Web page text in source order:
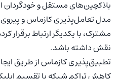
بلاکچین‌های مستقل و خودگردان
مدل تعامل‌پذیری کازماس و پیروی
مشترک، با یکدیگر ارتباط برقرار
نقش داشته باشد.
تطبیق‌پذیری کازماس از طریق
کاهش تراکم شبکه یا تقسیم